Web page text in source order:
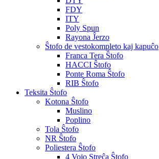
FDY
ITY
Poly Spun
Rayona Ĵerzo
Ŝtofo de vestokompleto kaj kapuĉo
Franca Tera Ŝtofo
HACCI Ŝtofo
Ponte Roma Ŝtofo
RIB Ŝtofo
Teksita Ŝtofo
Kotona Ŝtofo
Muslino
Poplino
Tola Ŝtofo
NR Ŝtofo
Poliestera Ŝtofo
4 Vojo Streĉa Ŝtofo